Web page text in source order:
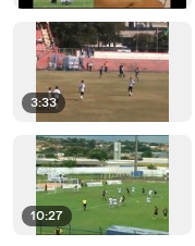
3:33
10:27